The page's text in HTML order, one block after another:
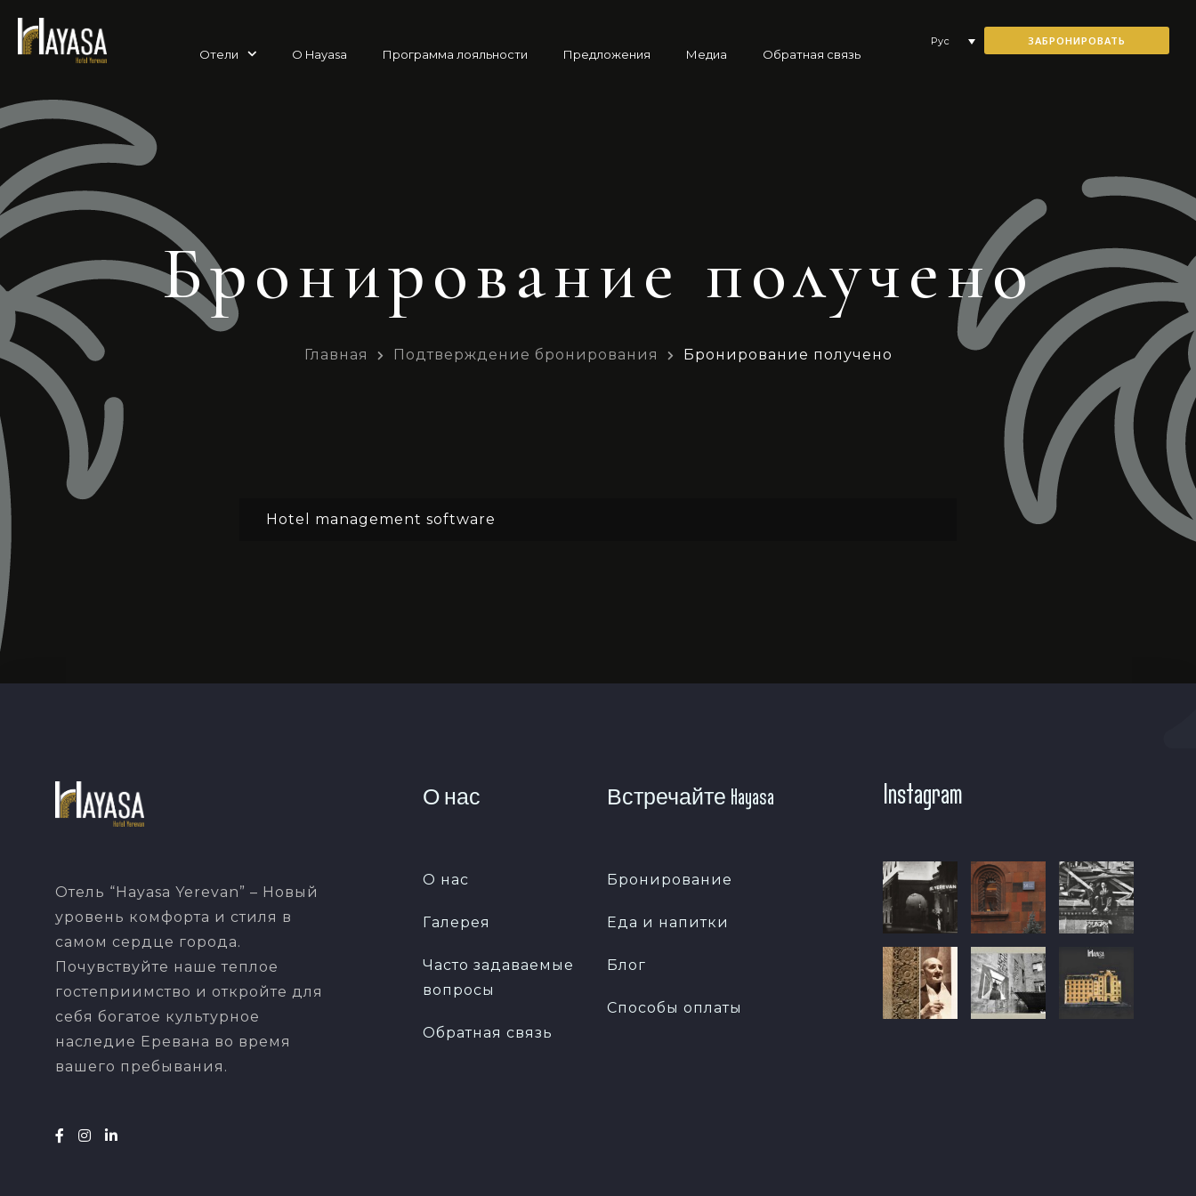
Отели О Hayasa Программа лояльности Предложения Медиа Обратная связь
Рус ЗАБРОНИРОВАТЬ
Бронирование получено
Главная Подтверждение бронирования Бронирование получено
Hotel management software
Отель “Hayasa Yerevan” – Новый
уровень комфорта и стиля в
самом сердце города.
Почувствуйте наше теплое
гостеприимство и откройте для
себя богатое культурное
наследие Еревана во время
вашего пребывания.
О нас
О нас
Галерея
Часто задаваемые
вопросы
Обратная связь
Встречайте Hayasa
Бронирование
Еда и напитки
Блог
Способы оплаты
Instagram